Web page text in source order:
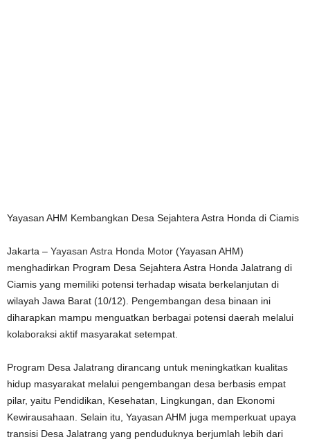
Yayasan AHM Kembangkan Desa Sejahtera Astra Honda di Ciamis
Jakarta – Yayasan Astra Honda Motor (Yayasan AHM)
menghadirkan Program Desa Sejahtera Astra Honda Jalatrang di
Ciamis yang memiliki potensi terhadap wisata berkelanjutan di
wilayah Jawa Barat (10/12). Pengembangan desa binaan ini
diharapkan mampu menguatkan berbagai potensi daerah melalui
kolaboraksi aktif masyarakat setempat.
Program Desa Jalatrang dirancang untuk meningkatkan kualitas
hidup masyarakat melalui pengembangan desa berbasis empat
pilar, yaitu Pendidikan, Kesehatan, Lingkungan, dan Ekonomi
Kewirausahaan. Selain itu, Yayasan AHM juga memperkuat upaya
transisi Desa Jalatrang yang penduduknya berjumlah lebih dari